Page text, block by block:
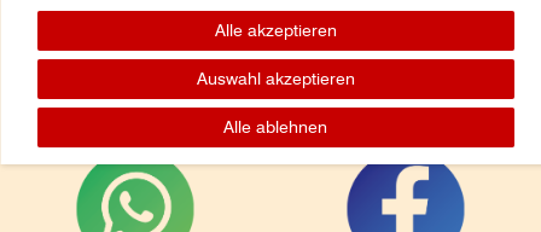
Folge uns auf:
Alle akzeptieren
Auswahl akzeptieren
Alle ablehnen